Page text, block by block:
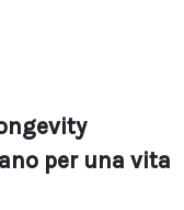
per una vita